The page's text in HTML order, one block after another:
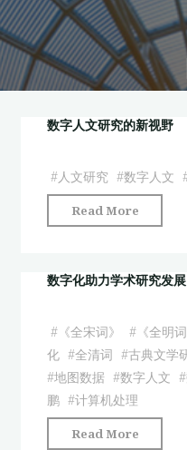
数字人文研究的新视野
#人文研究 #数字人文
Read More
字
文
的
数字化助力学术研究发展
#《全宋词》 #《全明词
化 #全清词 #古典文学
#地图数据 #数字人文 #
鹏 #计算机处理
Read More